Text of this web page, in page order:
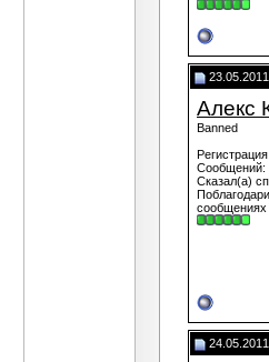
Алекс
Banned
Сообщений:
Сказал(а)
сообщениях